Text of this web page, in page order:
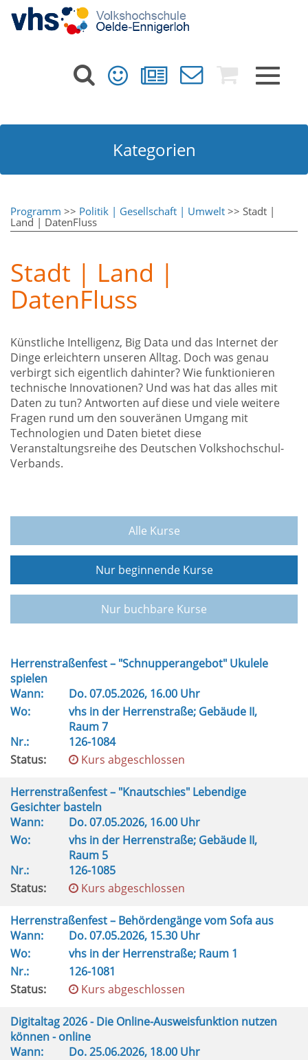
Toggle
Kategorien
Programm >> Politik | Gesellschaft | Umwelt >> Stadt |
Land | DatenFluss
Stadt | Land |
DatenFluss
Künstliche Intelligenz, Big Data und das Internet der
Dinge erleichtern unseren Alltag. Doch was genau
verbirgt sich eigentlich dahinter? Wie funktionieren
technische Innovationen? Und was hat das alles mit
Daten zu tun? Antworten auf diese und viele weitere
Fragen rund um den souveränen Umgang mit
Technologien und Daten bietet diese
Veranstaltungsreihe des Deutschen Volkshochschul-
Verbands.
Alle Kurse
Nur beginnende Kurse
Nur buchbare Kurse
Herrenstraßenfest – "Schnupperangebot" Ukulele
spielen
Wann:
Do.07.05.2026, 16.00 Uhr
Wo:
vhs in der Herrenstraße; Gebäude II,
Raum 7
Nr.:
126-1084
Status:
Kurs abgeschlossen
Herrenstraßenfest – "Knautschies" Lebendige
Gesichter basteln
Wann:
Do.07.05.2026, 16.00 Uhr
Wo:
vhs in der Herrenstraße; Gebäude II,
Raum 5
Nr.:
126-1085
Status:
Kurs abgeschlossen
Herrenstraßenfest – Behördengänge vom Sofa aus
Wann:
Do.07.05.2026, 15.30 Uhr
Wo:
vhs in der Herrenstraße; Raum 1
Nr.:
126-1081
Status:
Kurs abgeschlossen
Digitaltag 2026 - Die Online-Ausweisfunktion nutzen
können - online
Wann:
Do.25.06.2026, 18.00 Uhr